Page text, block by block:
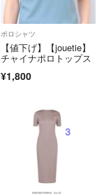
ポロシャツ
【値下げ】【jouetie】
チャイナポロトップス
¥1,800